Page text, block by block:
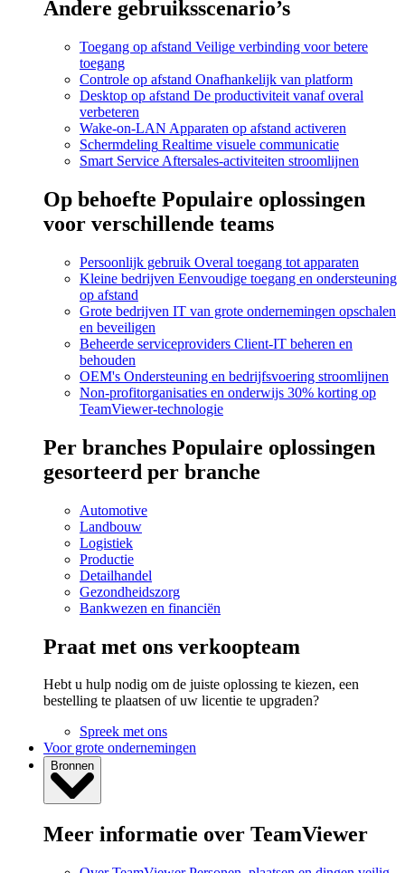
Andere gebruiksscenario’s
Toegang op afstand Veilige verbinding voor betere
toegang
Controle op afstand Onafhankelijk van platform
Desktop op afstand De productiviteit vanaf overal
verbeteren
Wake-on-LAN Apparaten op afstand activeren
Schermdeling Realtime visuele communicatie
Smart Service Aftersales-activiteiten stroomlijnen
Op behoefte Populaire oplossingen
voor verschillende teams
Persoonlijk gebruik Overal toegang tot apparaten
Kleine bedrijven Eenvoudige toegang en ondersteuning
op afstand
Grote bedrijven IT van grote ondernemingen opschalen
en beveiligen
Beheerde serviceproviders Client-IT beheren en
behouden
OEM's Ondersteuning en bedrijfsvoering stroomlijnen
Non-profitorganisaties en onderwijs 30% korting op
TeamViewer-technologie
Per branches Populaire oplossingen
gesorteerd per branche
Automotive
Landbouw
Logistiek
Productie
Detailhandel
Gezondheidszorg
Bankwezen en financiën
Praat met ons verkoopteam
Hebt u hulp nodig om de juiste oplossing te kiezen, een
bestelling te plaatsen of uw licentie te upgraden?
Spreek met ons
Voor grote ondernemingen
Bronnen
Meer informatie over TeamViewer